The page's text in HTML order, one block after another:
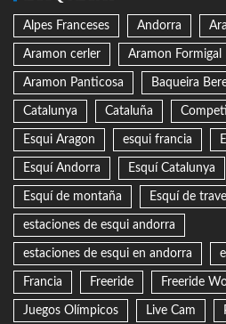
Alpes Franceses Andorra
Aramon cerler Aramon Formigal
Aramon Panticosa Baqueira
Catalunya Cataluña
Esqui Aragon esqui francia
Esquí Andorra Esquí Catalunya
Esquí de montaña Esquí de
estaciones de esqui andorra
estaciones de esqui en andorra
Francia Freeride Freeride
Juegos Olímpicos Live Cam